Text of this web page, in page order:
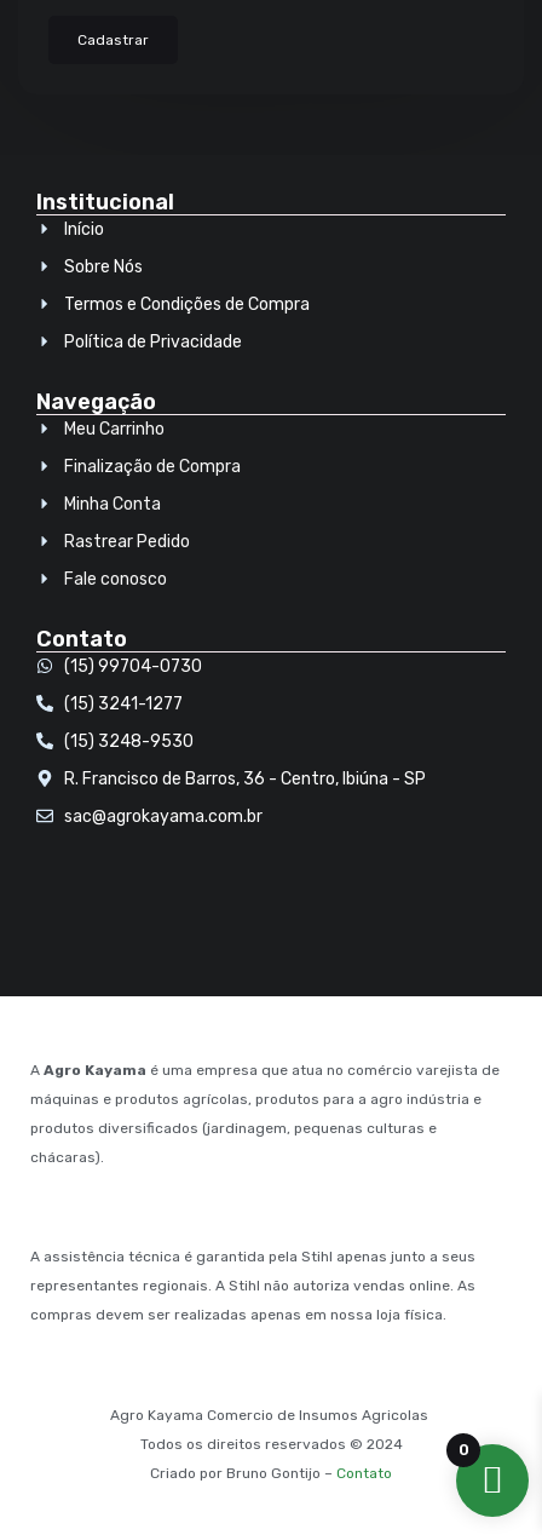
Cadastrar
Institucional
Início
Sobre Nós
Termos e Condições de Compra
Política de Privacidade
Navegação
Meu Carrinho
Finalização de Compra
Minha Conta
Rastrear Pedido
Fale conosco
Contato
(15) 99704-0730
(15) 3241-1277
(15) 3248-9530
R. Francisco de Barros, 36 - Centro, Ibiúna - SP
sac@agrokayama.com.br
A Agro Kayama é uma empresa que atua no comércio varejista de
máquinas e produtos agrícolas, produtos para a agro indústria e
produtos diversificados (jardinagem, pequenas culturas e
chácaras).
A assistência técnica é garantida pela Stihl apenas junto a seus
representantes regionais. A Stihl não autoriza vendas online. As
compras devem ser realizadas apenas em nossa loja física.
Agro Kayama Comercio de Insumos Agricolas
Todos os direitos reservados © 2024
Criado por Bruno Gontijo – Contato
0